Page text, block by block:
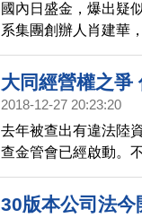
虹，目前透過「雅興
股票，更以任國龍女
是否有所掌握。顧立
國內日盛金，爆出疑
系集團創辦人肖建華
盛金控第二大股東，
達，了解情況。
大同經營權之爭
2018-12-27 20:23:20
去年被查出有違法陸
查金管會已經啟動。
因為行政程序關係，
30版本公司法今